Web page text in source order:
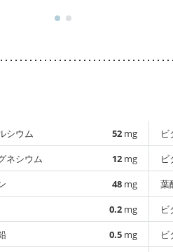
シウム 52 mg
ネシウム
12 mg
48 mg
0.2 mg
0.5 mg
ビ
ビ
葉
ビ
ビ